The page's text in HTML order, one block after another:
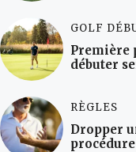
GOLF
Première
débuter
RÈGLES
Dropper